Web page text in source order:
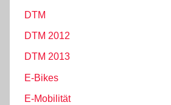
DTM
DTM 2012
DTM 2013
E-Bikes
E-Mobilität